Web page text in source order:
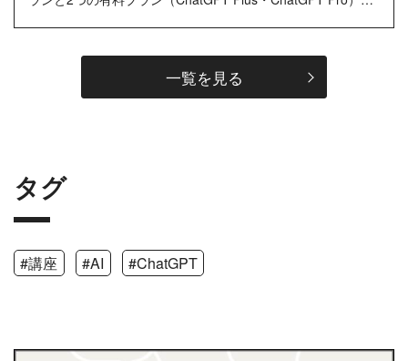
一覧を見る
タグ
#講座 #AI #ChatGPT